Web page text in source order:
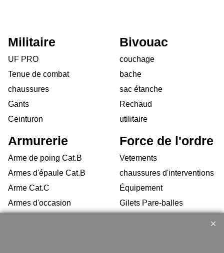
Militaire
UF PRO
Tenue de combat
chaussures
Gants
Ceinturon
Bivouac
couchage
bache
sac étanche
Rechaud
utilitaire
Armurerie
Arme de poing Cat.B
Armes d'épaule Cat.B
Arme Cat.C
Armes d'occasion
Force de l'ordre
Vetements
chaussures d'interventions
Équipement
Gilets Pare-balles